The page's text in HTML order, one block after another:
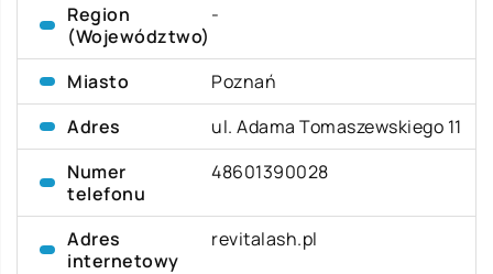
Region
(Województwo)
-
Miasto
Poznań
Adres
ul. Adama Tomaszewskiego 11
Numer
telefonu
48601390028
Adres
internetowy
revitalash.pl